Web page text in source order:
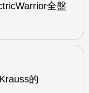
全盤
的